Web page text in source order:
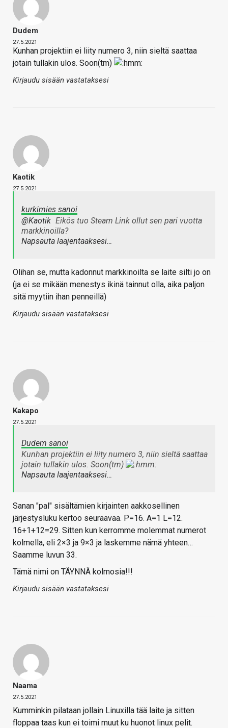
Dudem
27.5.2021
Kunhan projektiin ei liity numero 3, niin sieltä saattaa
jotain tullakin ulos. Soon(tm)
Kirjaudu sisään vastataksesi
Kaotik
27.5.2021
kurkimies sanoi
@Kaotik Eikös tuo Steam Link ollut sen pari vuotta
markkinoilla?
Napsauta laajentaaksesi…
Olihan se, mutta kadonnut markkinoilta se laite silti jo on
(ja ei se mikään menestys ikinä tainnut olla, aika paljon
sitä myytiin ihan penneillä)
Kirjaudu sisään vastataksesi
Kakapo
27.5.2021
Dudem sanoi
Kunhan projektiin ei liity numero 3, niin sieltä saattaa
jotain tullakin ulos. Soon(tm)
Napsauta laajentaaksesi…
Sanan "pal" sisältämien kirjainten aakkosellinen
järjestysluku kertoo seuraavaa. P=16. A=1 L=12.
16+1+12=29. Sitten kun kerromme molemmat numerot
kolmella, eli 2×3 ja 9×3 ja laskemme nämä yhteen…
Saamme luvun 33.
Tämä nimi on TÄYNNÄ kolmosia!!!
Kirjaudu sisään vastataksesi
Naama
27.5.2021
Kumminkin pilataan jollain Linuxilla tää laite ja sitten
floppaa taas kun ei toimi muut ku huonot linux pelit.